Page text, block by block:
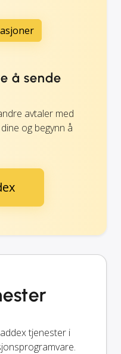
å sende
avtaler med
og begynn å
tjenester i